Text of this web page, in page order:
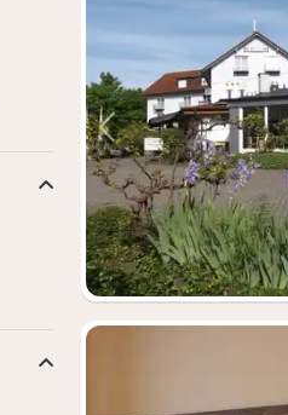
Vorige foto